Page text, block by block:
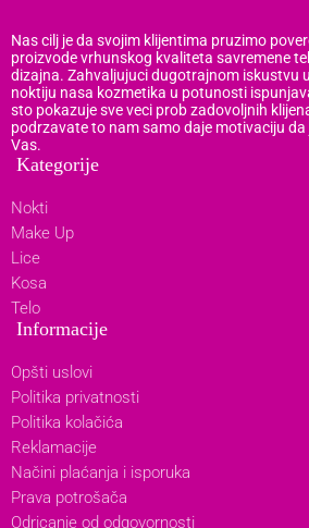
Nas cilj je da svojim klijentima pruzimo
proizvode vrhunskog kvaliteta savremene
dizajna. Zahvaljujuci dugotrajnom iskustvu
noktiju nasa kozmetika u potunosti
sto pokazuje sve veci prob zadovoljnih
podrzavate to nam samo daje motivaciju
Vas.
Kategorije
Nokti
Make Up
Lice
Kosa
Telo
Informacije
Opšti uslovi
Politika privatnosti
Politika kolačića
Reklamacije
Načini plaćanja i isporuka
Prava potrošača
Odricanje od odgovornosti